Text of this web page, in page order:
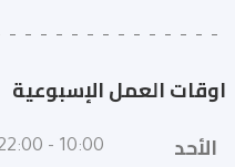
اوقات العمل الإسبوعية
الأحد
10:00 - 22:00